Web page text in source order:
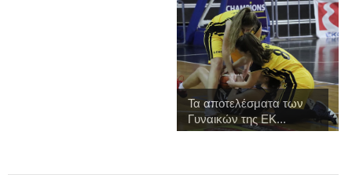
Τα αποτελέσματα των
Γυναικών της ΕΚ...